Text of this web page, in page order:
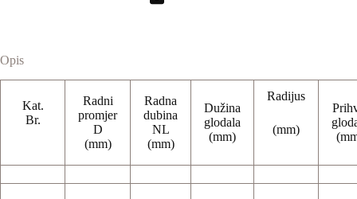
količina
Opis
Kat.
Br.
Radni
promjer
D
(mm)
Radna
dubina
NL
(mm)
Dužina
glodala
(mm)
Radijus
(mm)